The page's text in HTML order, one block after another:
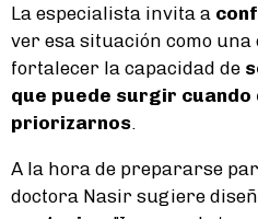
La especialista invita a
ver esa situación como
fortalecer la capacidad de
que puede surgir cuando
priorizarnos
A la hora de prepararse
doctora Nasir sugiere